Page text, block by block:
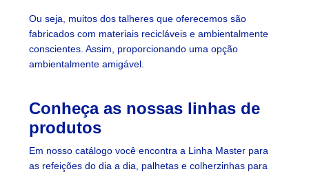
Ou seja, muitos dos talheres que oferecemos são
fabricados com materiais recicláveis e ambientalmente
conscientes. Assim, proporcionando uma opção
ambientalmente amigável.
Conheça as nossas linhas de
produtos
Em nosso catálogo você encontra a Linha Master para
as refeições do dia a dia, palhetas e colherzinhas para